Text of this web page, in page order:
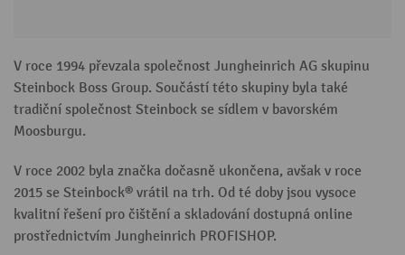
V roce 1994 převzala společnost Jungheinrich AG skupinu
Steinbock Boss Group. Součástí této skupiny byla také
tradiční společnost Steinbock se sídlem v bavorském
Moosburgu.
V roce 2002 byla značka dočasně ukončena, avšak v roce
2015 se Steinbock® vrátil na trh. Od té doby jsou vysoce
kvalitní řešení pro čištění a skladování dostupná online
prostřednictvím Jungheinrich PROFISHOP.